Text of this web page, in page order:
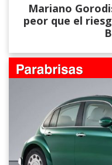
Mariano
peor que el